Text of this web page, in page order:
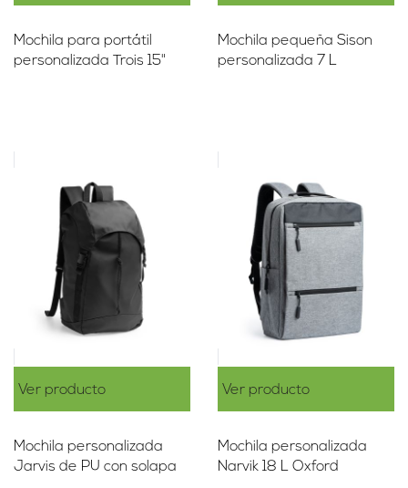
Mochila para portátil
personalizada Trois 15"
Mochila pequeña Sison
personalizada 7 L
Ver producto
Mochila personalizada
Jarvis de PU con solapa
Ver producto
Mochila personalizada
Narvik 18 L Oxford